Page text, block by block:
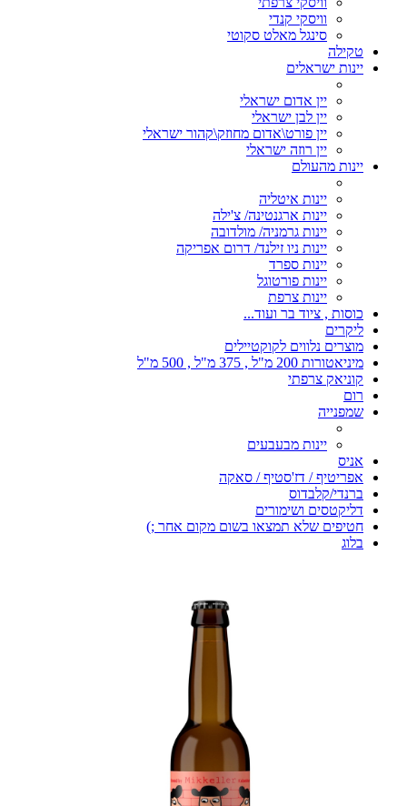
וויסקי קנדי
סינגל מאלט סקוטי
טקילה
יינות ישראלים
יין אדום ישראלי
יין לבן ישראלי
יין פורט\אדום מחוזק\קהור ישראלי
יין רוזה ישראלי
יינות מהעולם
יינות איטליה
יינות ארגנטינה/ צ'ילה
יינות גרמניה/ מולדובה
יינות ניו זילנד/ דרום אפריקה
יינות ספרד
יינות פורטוגל
יינות צרפת
כוסות , ציוד בר ועוד...
ליקרים
מוצרים נלווים לקוקטיילים
מיניאטורות 200 מ"ל , 375 מ"ל , 500 מ"ל
קוניאק צרפתי
רום
שמפנייה
יינות מבעבעים
אניס
אפריטיף / דז'סטיף / סאקה
ברנדי/קלבדוס
דליקטסים ושימורים
חטיפים שלא תמצאו בשום מקום אחר ;)
בלוג